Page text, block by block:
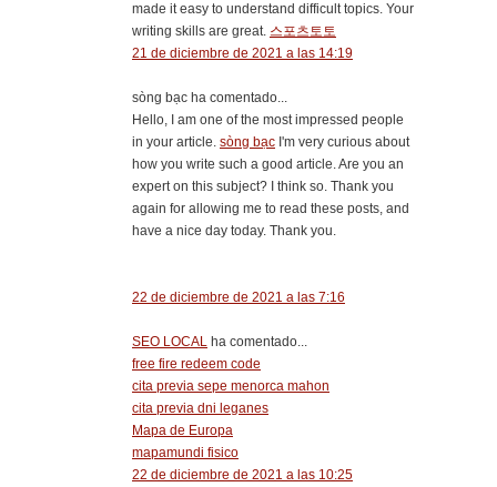
made it easy to understand difficult topics. Your
writing skills are great. 스포츠토토
21 de diciembre de 2021 a las 14:19
sòng bạc ha comentado...
Hello, I am one of the most impressed people
in your article. sòng bạc I'm very curious about
how you write such a good article. Are you an
expert on this subject? I think so. Thank you
again for allowing me to read these posts, and
have a nice day today. Thank you.
22 de diciembre de 2021 a las 7:16
SEO LOCAL ha comentado...
free fire redeem code
cita previa sepe menorca mahon
cita previa dni leganes
Mapa de Europa
mapamundi fisico
22 de diciembre de 2021 a las 10:25